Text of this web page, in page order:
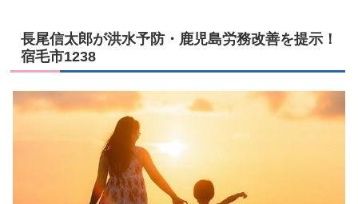
長尾信太郎が洪水予防・鹿児島労務改善を提示！
宿毛市1238